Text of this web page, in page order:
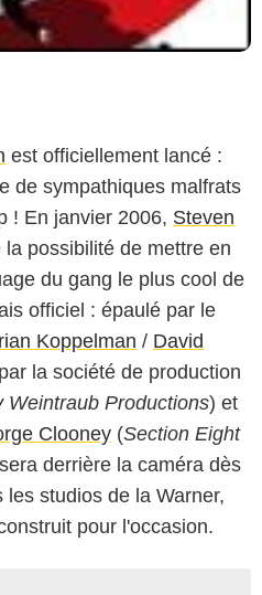
est officiellement lancé :
de sympathiques malfrats
! En janvier 2006, Steven
la possibilité de mettre en
du gang le plus cool de
officiel : épaulé par le
Koppelman / David
la société de production
Weintraub Productions) et
Clooney (Section Eight
derrière la caméra dès
les studios de la Warner,
pour l'occasion.